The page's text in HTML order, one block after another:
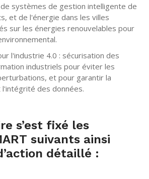
systèmes de gestion intelligente de
et de l'énergie dans les villes
sur les énergies renouvelables pour
l'industrie 4.0 : sécurisation des
industriels pour éviter les
et pour garantir la
des données.
s’est fixé les
suivants ainsi
détaillé :